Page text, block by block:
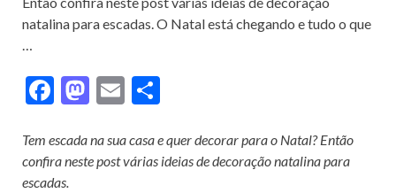
natalina para escadas. O Natal está chegando e tudo o que
…
F
e
b
M
to
d
E
ai
l
ar
e
Tem escada na sua casa e quer decorar para o Natal? Então
confira neste post várias ideias de decoração natalina para
escadas.